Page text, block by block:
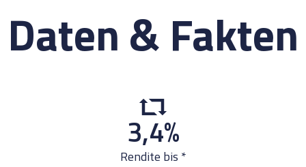
Daten & Fakten
3,4%
Rendite bis *